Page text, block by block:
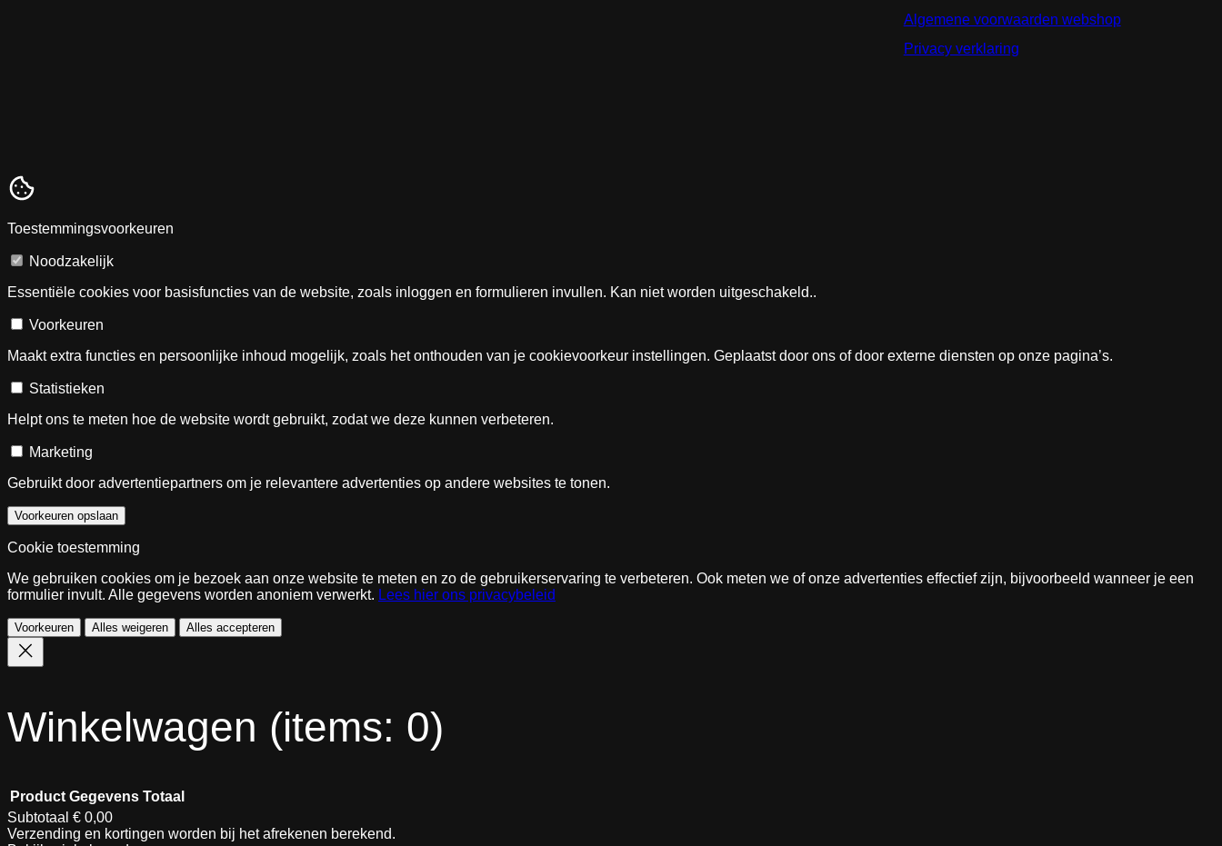
Algemene voorwaarden webshop
Privacy verklaring
Toestemmingsvoorkeuren
Noodzakelijk
Essentiële cookies voor basisfuncties van de website, zoals inloggen en formulieren invullen. Kan niet worden uitgeschakeld..
Voorkeuren
Maakt extra functies en persoonlijke inhoud mogelijk, zoals het onthouden van je cookievoorkeur instellingen. Geplaatst door ons of door externe diensten op onze pagina’s.
Statistieken
Helpt ons te meten hoe de website wordt gebruikt, zodat we deze kunnen verbeteren.
Marketing
Gebruikt door advertentiepartners om je relevantere advertenties op andere websites te tonen.
Voorkeuren opslaan
Cookie toestemming
We gebruiken cookies om je bezoek aan onze website te meten en zo de gebruikerservaring te verbeteren. Ook meten we of onze advertenties effectief zijn, bijvoorbeeld wanneer je een
formulier invult. Alle gegevens worden anoniem verwerkt. Lees hier ons privacybeleid
Voorkeuren Alles weigeren Alles accepteren
Winkelwagen (items: 0)
Product Gegevens Totaal
Subtotaal € 0,00
Verzending en kortingen worden bij het afrekenen berekend.